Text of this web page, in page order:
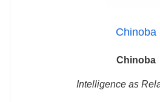
Chinoba
Chinoba
Intelligence as